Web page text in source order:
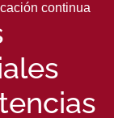
continua